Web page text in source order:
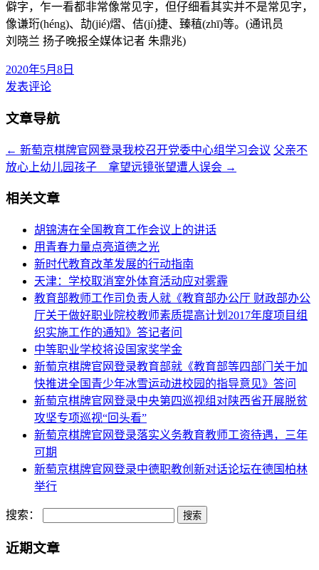
僻字，乍一看都非常像常见字，但仔细看其实并不是常见字，
像谦珩(héng)、劼(jié)熠、佶(jí)捷、臻稙(zhī)等。(通讯员
刘晓兰 扬子晚报全媒体记者 朱鼎兆)
2020年5月8日
发表评论
文章导航
← 新萄京棋牌官网登录我校召开党委中心组学习会议 父亲不
放心上幼儿园孩子 拿望远镜张望遭人误会 →
相关文章
胡锦涛在全国教育工作会议上的讲话
用青春力量点亮道德之光
新时代教育改革发展的行动指南
天津：学校取消室外体育活动应对雾霾
教育部教师工作司负责人就《教育部办公厅 财政部办公
厅关于做好职业院校教师素质提高计划2017年度项目组
织实施工作的通知》答记者问
中等职业学校将设国家奖学金
新萄京棋牌官网登录教育部就《教育部等四部门关于加
快推进全国青少年冰雪运动进校园的指导意见》答问
新萄京棋牌官网登录中央第四巡视组对陕西省开展脱贫
攻坚专项巡视“回头看”
新萄京棋牌官网登录落实义务教育教师工资待遇，三年
可期
新萄京棋牌官网登录中德职教创新对话论坛在德国柏林
举行
搜索：
近期文章